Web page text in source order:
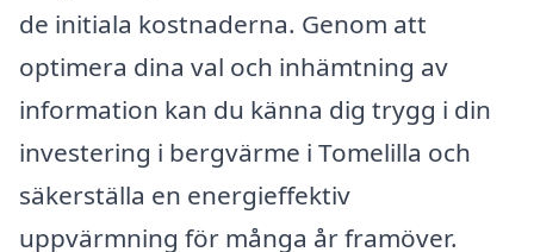
de initiala kostnaderna. Genom att
optimera dina val och inhämtning av
information kan du känna dig trygg i din
investering i bergvärme i Tomelilla och
säkerställa en energieffektiv
uppvärmning för många år framöver.